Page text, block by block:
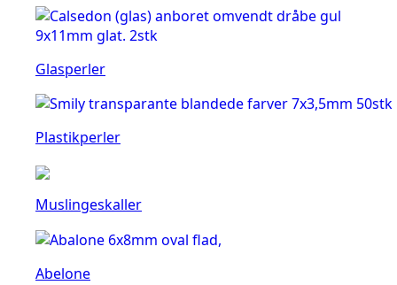
Glasperler
Plastikperler
Muslingeskaller
Abelone